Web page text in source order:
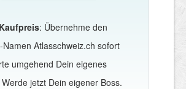
: Übernehme den
Namen Atlasschweiz.ch sofort
umgehend Dein eigenes
jetzt Dein eigener Boss.